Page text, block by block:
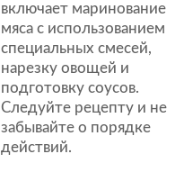
включает маринование
мяса с использованием
специальных смесей,
нарезку овощей и
подготовку соусов.
Следуйте рецепту и не
забывайте о порядке
действий.